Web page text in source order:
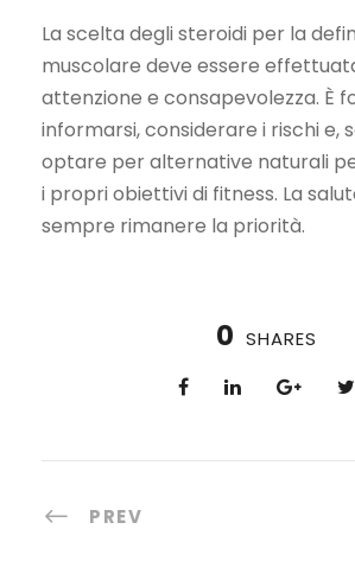
La scelta degli steroidi per la
muscolare deve essere
attenzione e consapevolezza. È
informarsi, considerare i rischi e,
optare per alternative naturali
i propri obiettivi di fitness. La
sempre rimanere la priorità.
0 SHARES
PREV